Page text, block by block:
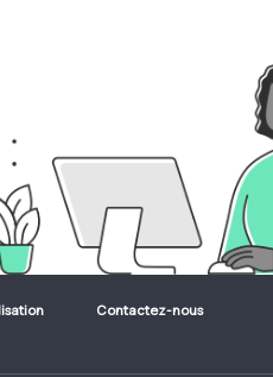
Contactez-nous